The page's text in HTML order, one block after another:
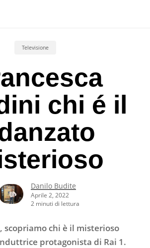
Televisione
chi é il
Danilo Budite
Aprile 2, 2022
2 minuti di lettura
scopriamo chi è il misterioso
protagonista di Rai 1.